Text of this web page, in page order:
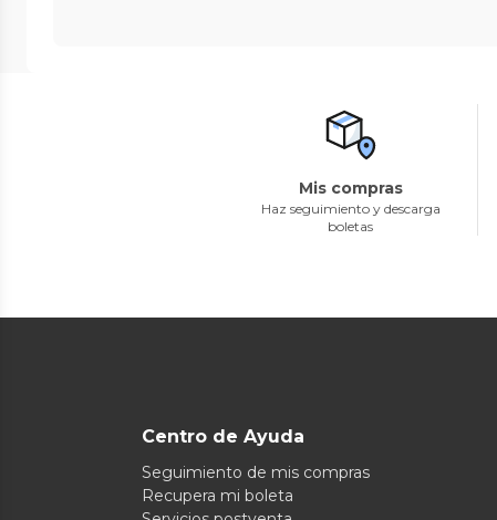
Mis compras
Haz seguimiento y descarga
boletas
Centro de Ayuda
Seguimiento de mis compras
Recupera mi boleta